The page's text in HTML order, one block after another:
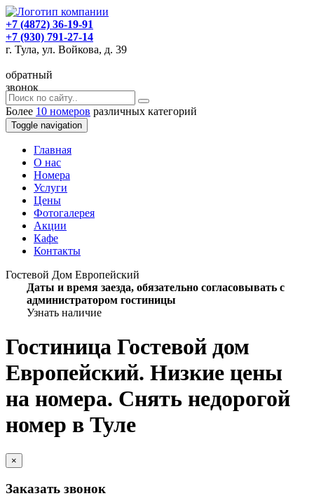
+7 (4872) 36-19-91
+7 (930) 791-27-14
г. Тула, ул. Войкова, д. 39
обратный
звонок
Более 10 номеров различных категорий
Toggle navigation
Главная
O нас
Номера
Услуги
Цены
Фотогалерея
Акции
Кафе
Контакты
Гостевой Дом Европейский
Даты и время заезда, обязательно согласовывать с
администратором гостиницы
Узнать наличие
Гостиница Гостевой дом
Европейский. Низкие цены
на номера. Снять недорогой
номер в Туле
×
Заказать звонок